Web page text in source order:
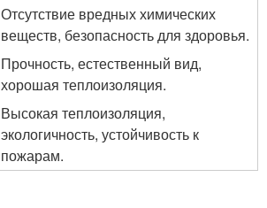
Отсутствие вредных химических
веществ, безопасность для здоровья.
Прочность, естественный вид,
хорошая теплоизоляция.
Высокая теплоизоляция,
экологичность, устойчивость к
пожарам.